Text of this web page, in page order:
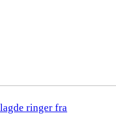
ringer fra